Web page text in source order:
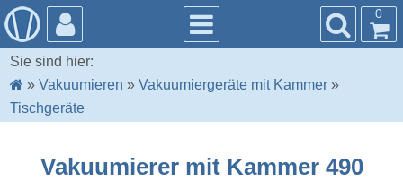
0
Sie sind hier:
»Vakuumieren »Vakuumiergeräte mit Kammer »
Tischgeräte
Vakuumierer mit Kammer 490